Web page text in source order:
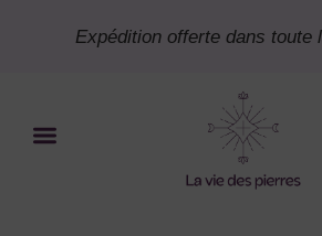
Expédition offerte dans toute